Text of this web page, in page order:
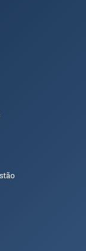
nova janela)